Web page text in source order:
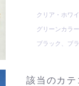
クリア・ホワ
グリーンカラー
ブラック、ブ
該当のカ